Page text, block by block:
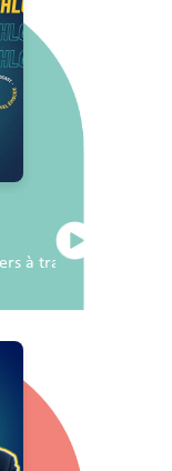
à travers la RSE